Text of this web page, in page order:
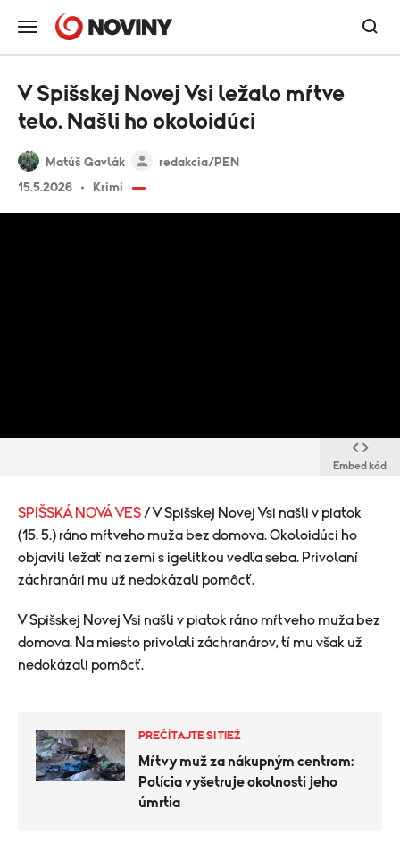
Matúš Gavlák
redakcia/PEN
15.5.2026
Krimi
V Spišskej Novej Vsi ležalo mŕtve
telo. Našli ho okoloidúci
Embed kód
SPIŠSKÁ NOVÁ VES / V Spišskej Novej Vsi našli v piatok
(15. 5.) ráno mŕtveho muža bez domova. Okoloidúci ho
objavili ležať na zemi s igelitkou vedľa seba. Privolaní
záchranári mu už nedokázali pomôcť.
V Spišskej Novej Vsi našli v piatok ráno mŕtveho muža bez
domova. Na miesto privolali záchranárov, tí mu však už
nedokázali pomôcť.
PREČÍTAJTE SI TIEŽ
Mŕtvy muž za nákupným centrom:
Polícia vyšetruje okolnosti jeho
úmrtia